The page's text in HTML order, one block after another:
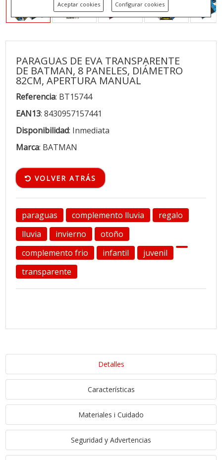
PARAGUAS DE EVA TRANSPARENTE
DE BATMAN, 8 PANELES, DIÁMETRO
82CM, APERTURA MANUAL
Referencia: BT15744
EAN13: 8430957157441
Disponibilidad: Inmediata
Marca: BATMAN
VOLVER ATRÁS
paraguas complemento lluvia
regalo
lluvia
invierno
otoño
complemento frio
infantil
juvenil
transparente
Detalles
Características
Materiales i Cuidado
Seguridad y Advertencias
Aceptar cookies Configurar cookies